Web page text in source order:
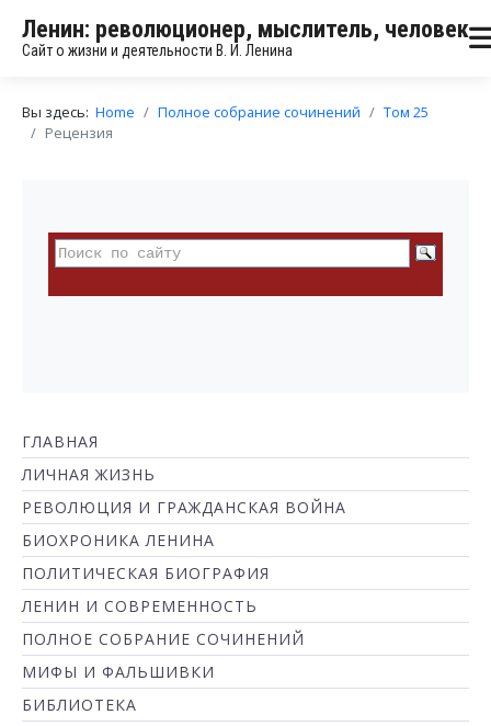
Ленин: революционер, мыслитель, человек
Сайт о жизни и деятельности В. И. Ленина
Вы здесь: Home Полное собрание сочинений
Том 25
Рецензия
ГЛАВНАЯ
ЛИЧНАЯ ЖИЗНЬ
РЕВОЛЮЦИЯ И ГРАЖДАНСКАЯ ВОЙНА
БИОХРОНИКА ЛЕНИНА
ПОЛИТИЧЕСКАЯ БИОГРАФИЯ
ЛЕНИН И СОВРЕМЕННОСТЬ
ПОЛНОЕ СОБРАНИЕ СОЧИНЕНИЙ
МИФЫ И ФАЛЬШИВКИ
БИБЛИОТЕКА